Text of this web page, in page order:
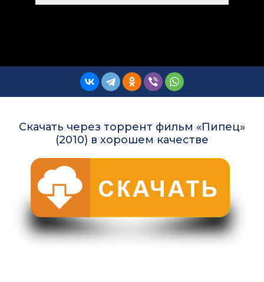
Скачать через торрент фильм «Пипец»
(2010) в хорошем качестве